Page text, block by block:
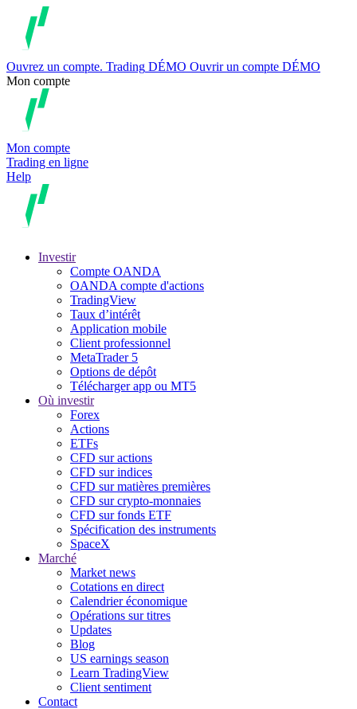
Ouvrez un compte. Trading DÉMO Ouvrir un compte DÉMO
Mon compte
Mon compte
Trading en ligne
Help
Investir
Compte OANDA
OANDA compte d'actions
TradingView
Taux d’intérêt
Application mobile
Client professionnel
MetaTrader 5
Options de dépôt
Télécharger app ou MT5
Où investir
Forex
Actions
ETFs
CFD sur actions
CFD sur indices
CFD sur matières premières
CFD sur crypto-monnaies
CFD sur fonds ETF
Spécification des instruments
SpaceX
Marché
Market news
Cotations en direct
Calendrier économique
Opérations sur titres
Updates
Blog
US earnings season
Learn TradingView
Client sentiment
Contact